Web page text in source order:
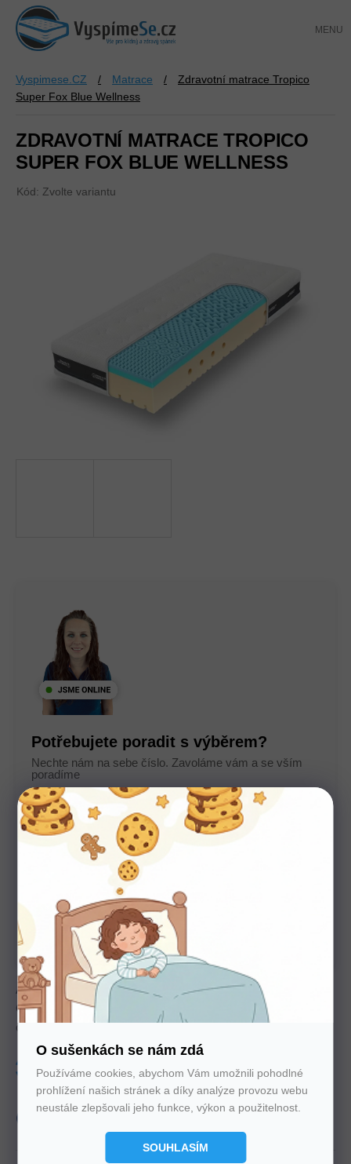
O sušenkách se nám zdá
Používáme cookies, abychom Vám umožnili pohodlné
prohlížení našich stránek a díky analýze provozu webu
neustále zlepšovali jeho funkce, výkon a použitelnost.
SOUHLASÍM
Přejít
obsah
KOŠÍK
Vyspimese.CZ / Matrace /
Zdravotní matrace Tropico
Super Fox Blue Wellness
ZDRAVOTNÍ MATRACE TROPICO
SUPER FOX BLUE WELLNESS
Kód: Zvolte variantu
Potřebujete poradit s výběrem?
Nechte nám na sebe číslo. Zavoláme vám a se vším
poradíme
U nás nakupujte bez starostí
Autorizovaný prodejce všech značek. 100%
záruka. Záruční i pozáruční servis.
Antibakteriální matrace s hybridní a studenou pěnou,
CubeCare zónami a možností výběru profilace. Výška 20/24
cm, nosnost 135 kg, pro alergiky a astmatiky.
Tuhost 135 Kg
Nosnost
20 cm, 22 cm, 24 cm, 26 cm
Výška Doprava
Zdarma
Český